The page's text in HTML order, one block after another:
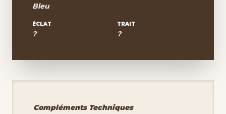
Bleu
ÉCLAT
?
TRAIT
?
Compléments Techniques